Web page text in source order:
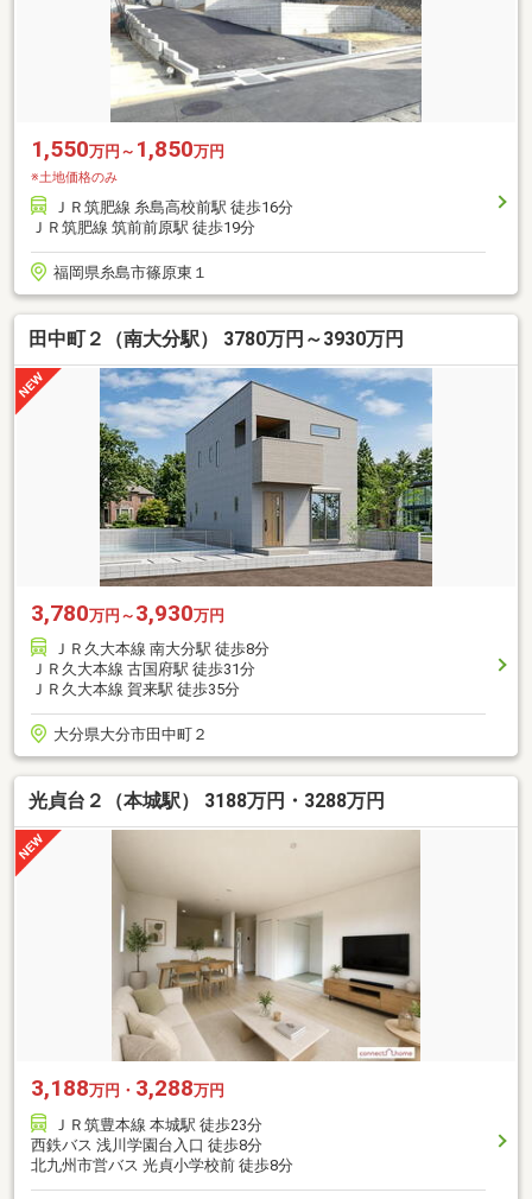
1,550万円～ 1,850万円
※土地価格のみ
ＪＲ筑肥線 糸島高校前駅 徒歩16分
ＪＲ筑肥線 筑前前原駅 徒歩19分
福岡県糸島市篠原東１
田中町２（南大分駅） 3780万円～3930万円
3,780万円～ 3,930万円
ＪＲ久大本線 南大分駅 徒歩8分
ＪＲ久大本線 古国府駅 徒歩31分
ＪＲ久大本線 賀来駅 徒歩35分
大分県大分市田中町２
光貞台２（本城駅） 3188万円・3288万円
3,188万円・ 3,288万円
ＪＲ筑豊本線 本城駅 徒歩23分
西鉄バス 浅川学園台入口 徒歩8分
北九州市営バス 光貞小学校前 徒歩8分